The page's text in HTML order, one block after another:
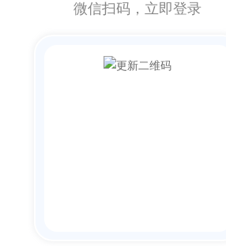
微信扫码，立即登录